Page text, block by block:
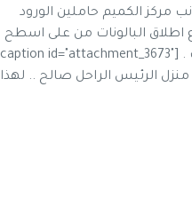
مركز الكميم حاملين الورود
اطلاق البالونات من على اسطح
منازلكم في الساعة الثانية ظهرا والتي ستستمر ثلاثة ايام في اطلاق البالونات . [caption id="attachment_3673"
الرئيس الراحل صالح .. لهذا